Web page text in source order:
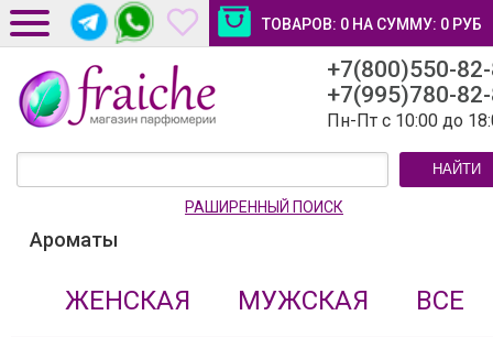
ТОВАРОВ: 0 НА СУММУ: 0 РУБ
ДОСТАВКА И ОПЛАТА
НОВОСТИ И СТАТЬИ
+7(800)550-
+7(995)780-
Пн-Пт с 10:00 до
НАЙТИ
РАШИРЕННЫЙ ПОИСК
Ароматы
ЖЕНСКАЯ МУЖСКАЯ ВСЕ